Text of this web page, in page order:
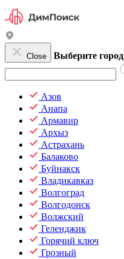
Close Выберите город
Азов
Анапа
Армавир
Архыз
Астрахань
Балаково
Буйнакск
Владикавказ
Волгоград
Волгодонск
Волжский
Геленджик
Горячий ключ
Грозный